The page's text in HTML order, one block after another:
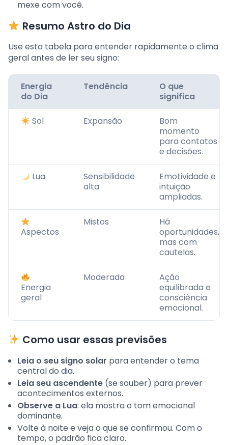
mexe com você.
Resumo Astro do Dia
Use esta tabela para entender rapidamente o clima
geral antes de ler seu signo:
Energia
do Dia
Tendência
O que
significa
Sol Expansão
Bom
momento
para contatos
e decisões.
Lua
Sensibilidade
alta
Emotividade e
intuição
ampliadas.
Aspectos
Mistos
Há
oportunidades,
mas com
cautelas.
Energia
geral
Moderada
Ação
equilibrada e
consciência
emocional.
Como usar essas previsões
Leia o seu signo solar para entender o tema
central do dia.
Leia seu ascendente (se souber) para prever
acontecimentos externos.
Observe a Lua: ela mostra o tom emocional
dominante.
Volte à noite e veja o que se confirmou. Com o
tempo, o padrão fica claro.